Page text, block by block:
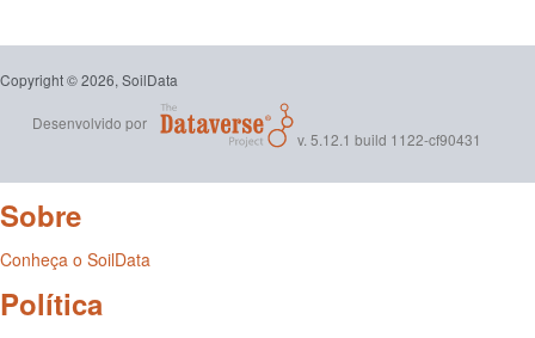
Copyright © 2026, SoilData
Desenvolvido por
v. 5.12.1 build 1122-cf90431
Sobre
Conheça o SoilData
Política